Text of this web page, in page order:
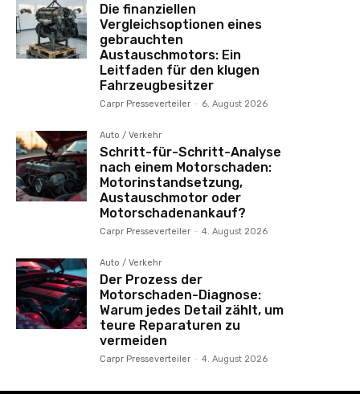
Die finanziellen
Vergleichsoptionen eines
gebrauchten
Austauschmotors: Ein
Leitfaden für den klugen
Fahrzeugbesitzer
Carpr Presseverteiler - 6. August 2026
Auto / Verkehr
Schritt-für-Schritt-Analyse
nach einem Motorschaden:
Motorinstandsetzung,
Austauschmotor oder
Motorschadenankauf?
Carpr Presseverteiler - 4. August 2026
Auto / Verkehr
Der Prozess der
Motorschaden-Diagnose:
Warum jedes Detail zählt, um
teure Reparaturen zu
vermeiden
Carpr Presseverteiler - 4. August 2026